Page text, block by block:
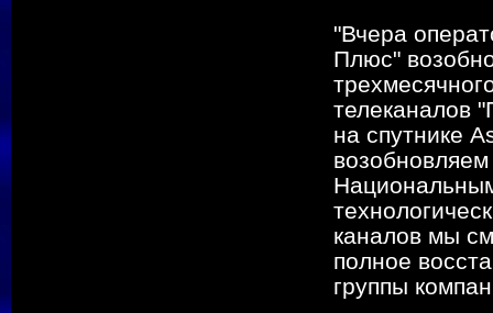
"Вчера
Плюс"
телеканалов
на спутнике
каналов мы
полное
группы